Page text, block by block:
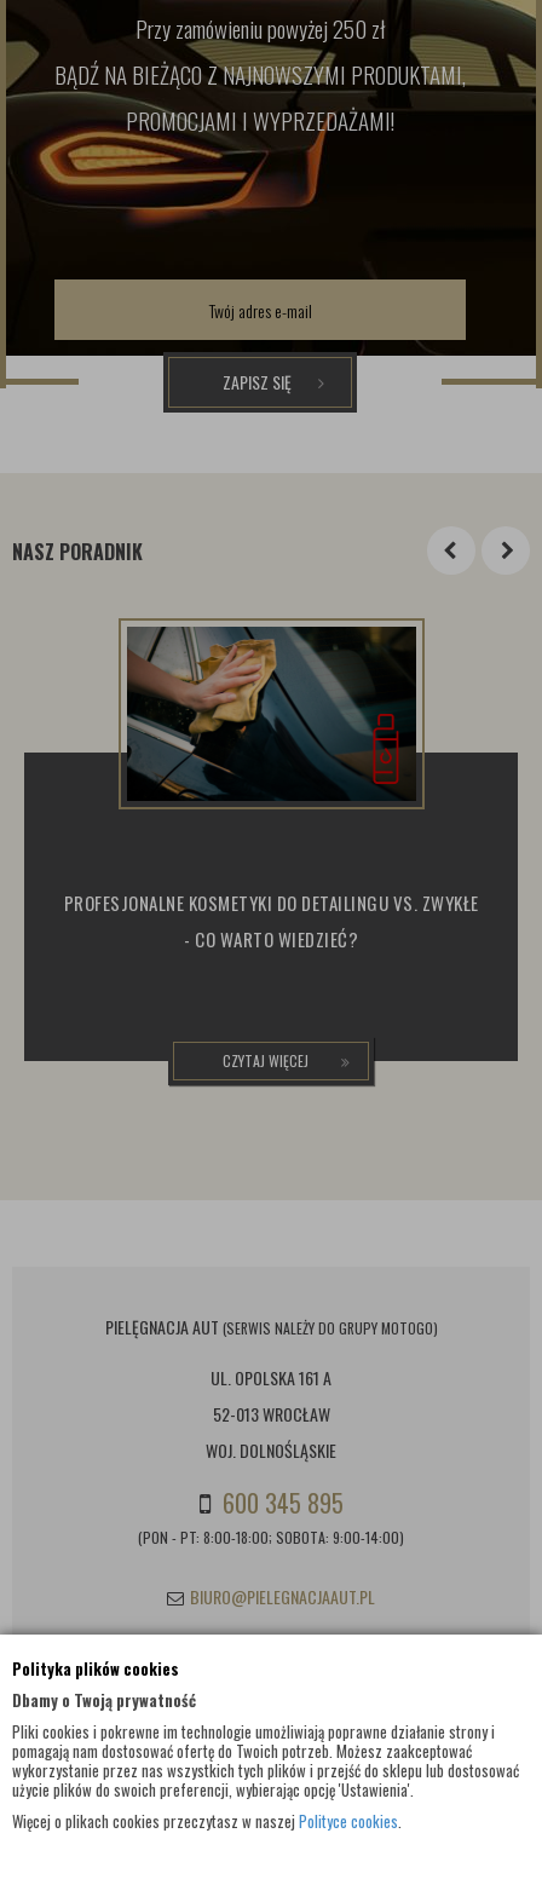
Polityka plików cookies
Dbamy o Twoją prywatność
Pliki cookies i pokrewne im technologie umożliwiają poprawne działanie strony i
pomagają nam dostosować ofertę do Twoich potrzeb. Możesz zaakceptować
wykorzystanie przez nas wszystkich tych plików i przejść do sklepu lub dostosować
użycie plików do swoich preferencji, wybierając opcję 'Ustawienia'.
Więcej o plikach cookies przeczytasz w naszej Polityce cookies.
Przy zamówieniu powyżej 250 zł
BĄDŹ NA BIEŻĄCO Z NAJNOWSZYMI PRODUKTAMI,
PROMOCJAMI I WYPRZEDAŻAMI!
ZAPISZ SIĘ
NASZ PORADNIK
PROFESJONALNE KOSMETYKI DO DETAILINGU VS. ZWYKŁE
- CO WARTO WIEDZIEĆ?
CZYTAJ WIĘCEJ
PIELĘGNACJA AUT (SERWIS NALEŻY DO GRUPY MOTOGO)
UL. OPOLSKA 161 A
52-013 WROCŁAW
WOJ. DOLNOŚLĄSKIE
600 345 895
(PON - PT: 8:00-18:00; SOBOTA: 9:00-14:00)
BIURO@PIELEGNACJAAUT.PL
INFORMACJE KONTAKTOWE